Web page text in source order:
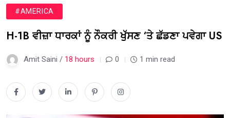
#AMERICA
H-1B ਵੀਜ਼ਾ ਧਾਰਕਾਂ ਨੂੰ ਨੌਕਰੀ ਖੁੱਸਣ ‘ਤੇ ਛੱਡਣਾ ਪਵੇਗਾ US
Amit Saini / 18 hours 0 1 min read